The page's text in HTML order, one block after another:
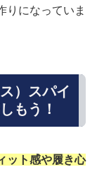
りになっていま
）スパイ
もう！
ット感や履き心